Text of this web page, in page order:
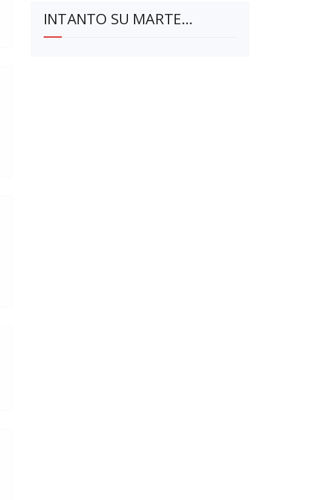
INTANTO SU MARTE…